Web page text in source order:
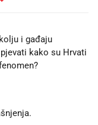
i gađaju
kako su Hrvati